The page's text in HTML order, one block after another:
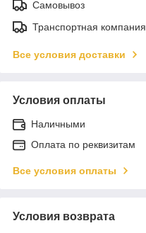
Самовывоз
Транспортная компания
Все условия доставки
Условия оплаты
Наличными
Оплата по реквизитам
Все условия оплаты
Условия возврата